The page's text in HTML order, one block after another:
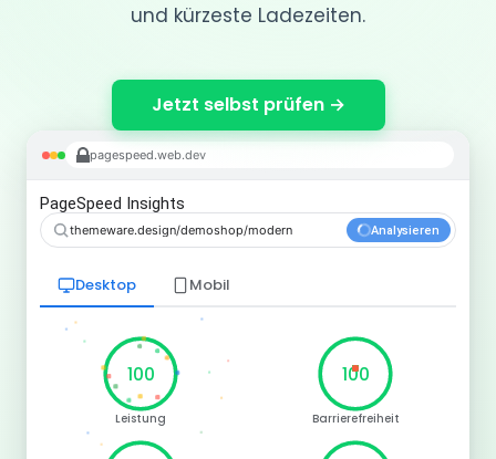
und kürzeste Ladezeiten.
Jetzt selbst prüfen →
pagespeed.web.dev
PageSpeed Insights
themeware.design/demoshop/modern Analysieren
Desktop Mobil
100
Leistung
100
Barrierefreiheit